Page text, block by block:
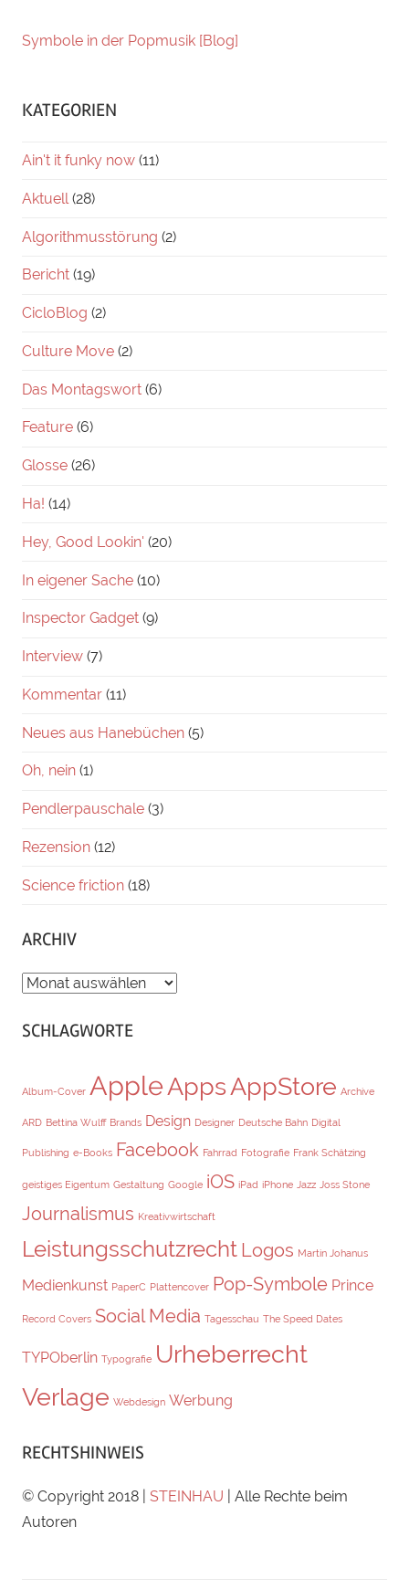
Symbole in der Popmusik [Blog]
KATEGORIEN
Ain't it funky now (11)
Aktuell (28)
Algorithmusstörung (2)
Bericht (19)
CicloBlog (2)
Culture Move (2)
Das Montagswort (6)
Feature (6)
Glosse (26)
Ha! (14)
Hey, Good Lookin' (20)
In eigener Sache (10)
Inspector Gadget (9)
Interview (7)
Kommentar (11)
Neues aus Hanebüchen (5)
Oh, nein (1)
Pendlerpauschale (3)
Rezension (12)
Science friction (18)
ARCHIV
ARCHIV
SCHLAGWORTE
Album-Cover AppleAppsAppStore Archive
ARD Bettina Wulff Brands Design Designer Deutsche Bahn Digital
Publishing e-Books Facebook Fahrrad Fotografie Frank Schätzing
geistiges Eigentum Gestaltung Google iOS iPad iPhone Jazz Joss Stone
Journalismus Kreativwirtschaft
Leistungsschutzrecht Logos Martin Johanus
Medienkunst PaperC Plattencover Pop-Symbole Prince
Record Covers Social Media Tagesschau The Speed Dates
TYPOberlin Typografie Urheberrecht
Verlage Webdesign Werbung
RECHTSHINWEIS
© Copyright 2018 | STEINHAU | Alle Rechte beim
Autoren